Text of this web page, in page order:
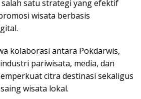
satu strategi yang efektif
wisata berbasis
kolaborasi antara Pokdarwis,
pariwisata, media, dan
citra destinasi sekaligus
wisata lokal.